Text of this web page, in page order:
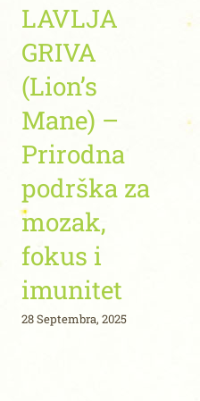
LAVLJA
GRIVA
(Lion’s
Mane) –
Prirodna
podrška za
mozak,
fokus i
imunitet
28 Septembra, 2025